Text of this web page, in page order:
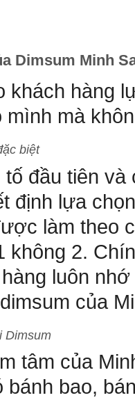
Dimsum Minh
khách hàng
mình mà
biệt
đầu tiên và
định lựa
làm theo
không 2.
luôn
của
Dimsum
tâm của
bánh bao,